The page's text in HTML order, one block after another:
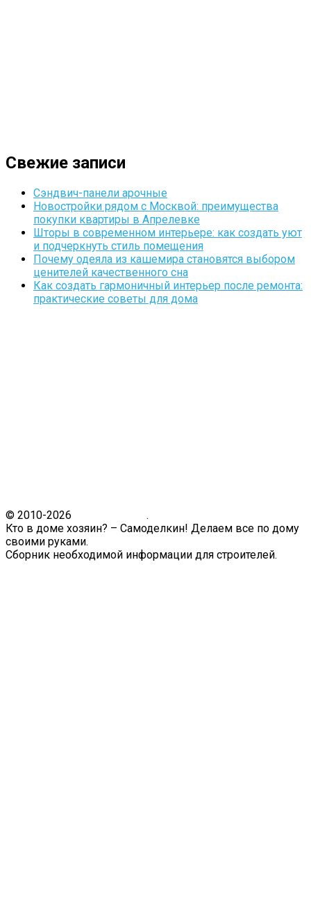
Свежие записи
Сэндвич-панели арочные
Новостройки рядом с Москвой: преимущества
покупки квартиры в Апрелевке
Шторы в современном интерьере: как создать уют
и подчеркнуть стиль помещения
Почему одеяла из кашемира становятся выбором
ценителей качественного сна
Как создать гармоничный интерьер после ремонта:
практические советы для дома
© 2010-2026
.
Кто в доме хозяин? – Самоделкин! Делаем все по дому
своими руками.
Сборник необходимой информации для строителей.